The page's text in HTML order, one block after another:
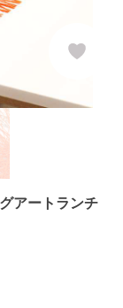
アートランチ